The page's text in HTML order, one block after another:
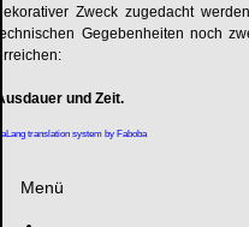
Zweck zugedacht
Gegebenheiten noch
und Zeit.
translation system by Faboba
Menü